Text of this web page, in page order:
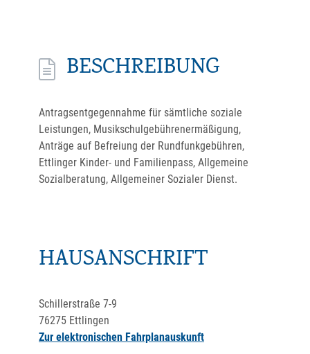
BESCHREIBUNG
Antragsentgegennahme für sämtliche soziale
Leistungen, Musikschulgebührenermäßigung,
Anträge auf Befreiung der Rundfunkgebühren,
Ettlinger Kinder- und Familienpass, Allgemeine
Sozialberatung, Allgemeiner Sozialer Dienst.
HAUSANSCHRIFT
Schillerstraße 7-9
76275 Ettlingen
Zur elektronischen Fahrplanauskunft